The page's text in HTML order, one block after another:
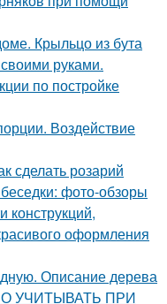
Крыльцо из бута
руками.
по постройке
Воздействие
сделать розарий
фото-обзоры
конструкций,
оформления
Описание дерева
УЧИТЫВАТЬ ПРИ